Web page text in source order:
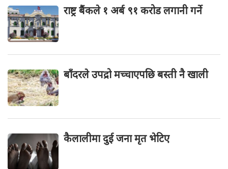
राष्ट्र बैंकले १ अर्ब ९१ करोड लगानी गर्ने
बाँदरले उपद्रो मच्चाएपछि बस्ती नै खाली
कैलालीमा दुई जना मृत भेटिए